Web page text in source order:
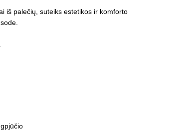
iš palečių, suteiks estetikos ir komforto
quantity